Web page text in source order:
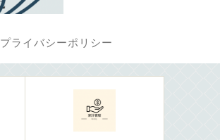
プライバシーポリシー